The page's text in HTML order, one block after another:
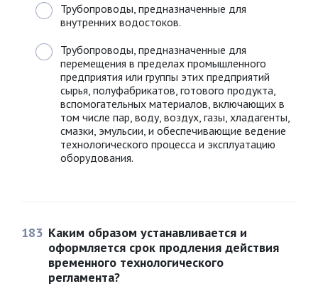
Трубопроводы, предназначенные для
внутренних водостоков.
Трубопроводы, предназначенные для
перемещения в пределах промышленного
предприятия или группы этих предприятий
сырья, полуфабрикатов, готового продукта,
вспомогательных материалов, включающих в
том числе пар, воду, воздух, газы, хладагенты,
смазки, эмульсии, и обеспечивающие ведение
технологического процесса и эксплуатацию
оборудования.
183 Каким образом устанавливается и
оформляется срок продления действия
временного технологического
регламента?